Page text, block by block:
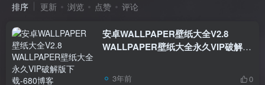
排序 更新 浏览 点赞 评论
安卓WALLPAPER壁纸大全V2.8
WALLPAPER壁纸大全永久VIP破解版
3年前 0